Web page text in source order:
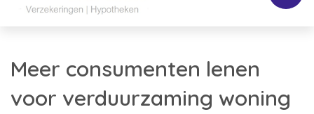
Meer consumenten lenen
voor verduurzaming woning